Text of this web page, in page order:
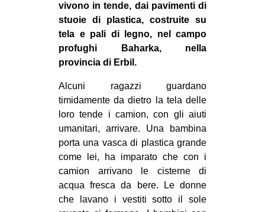
vivono in tende, dai pavimenti di
stuoie di plastica, costruite su
tela e pali di legno, nel campo
profughi Baharka, nella
provincia di Erbil.
Alcuni ragazzi guardano
timidamente da dietro la tela delle
loro tende i camion, con gli aiuti
umanitari, arrivare. Una bambina
porta una vasca di plastica grande
come lei, ha imparato che con i
camion arrivano le cisterne di
acqua fresca da bere. Le donne
che lavano i vestiti sotto il sole